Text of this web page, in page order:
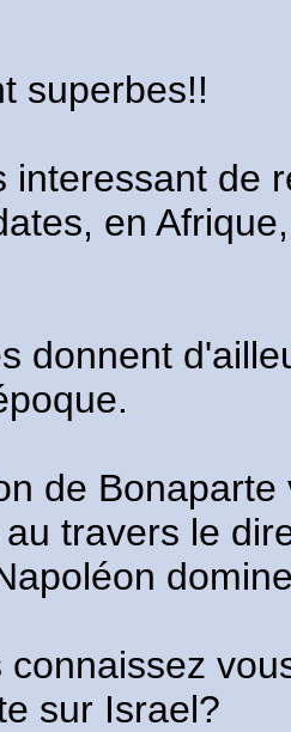
superbes!!
interessant de
en
donnent
de
travers le
connaissez
sur Israel?